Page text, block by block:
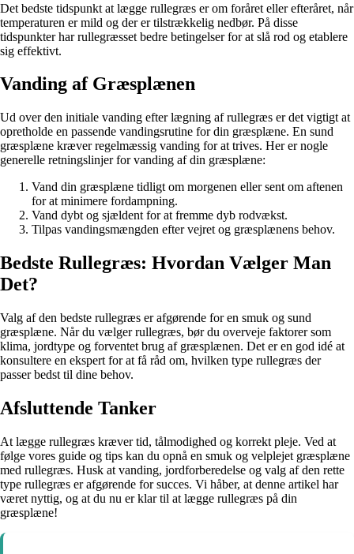
Det bedste tidspunkt at lægge rullegræs er om foråret eller efteråret, når
temperaturen er mild og der er tilstrækkelig nedbør. På disse
tidspunkter har rullegræsset bedre betingelser for at slå rod og etablere
sig effektivt.
Vanding af Græsplænen
Ud over den initiale vanding efter lægning af rullegræs er det vigtigt at
opretholde en passende vandingsrutine for din græsplæne. En sund
græsplæne kræver regelmæssig vanding for at trives. Her er nogle
generelle retningslinjer for vanding af din græsplæne:
Vand din græsplæne tidligt om morgenen eller sent om aftenen
for at minimere fordampning.
Vand dybt og sjældent for at fremme dyb rodvækst.
Tilpas vandingsmængden efter vejret og græsplænens behov.
Bedste Rullegræs: Hvordan Vælger Man
Det?
Valg af den bedste rullegræs er afgørende for en smuk og sund
græsplæne. Når du vælger rullegræs, bør du overveje faktorer som
klima, jordtype og forventet brug af græsplænen. Det er en god idé at
konsultere en ekspert for at få råd om, hvilken type rullegræs der
passer bedst til dine behov.
Afsluttende Tanker
At lægge rullegræs kræver tid, tålmodighed og korrekt pleje. Ved at
følge vores guide og tips kan du opnå en smuk og velplejet græsplæne
med rullegræs. Husk at vanding, jordforberedelse og valg af den rette
type rullegræs er afgørende for succes. Vi håber, at denne artikel har
været nyttig, og at du nu er klar til at lægge rullegræs på din
græsplæne!